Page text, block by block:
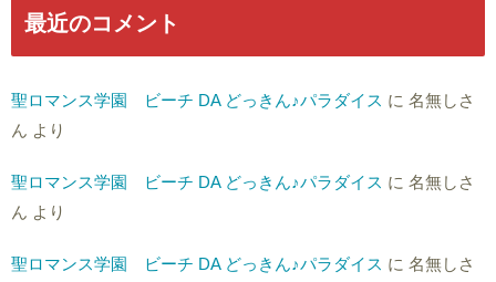
最近のコメント
聖ロマンス学園 ビーチ DA どっきん♪パラダイス に 名無しさ
ん より
聖ロマンス学園 ビーチ DA どっきん♪パラダイス に 名無しさ
ん より
聖ロマンス学園 ビーチ DA どっきん♪パラダイス に 名無しさ